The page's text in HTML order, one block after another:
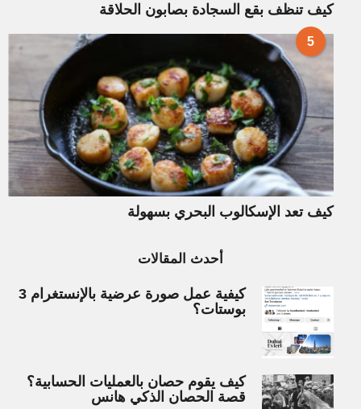
كيف تنظف بقع السجادة بصابون الحلاقة
5
كيف تعد الإسكالوب البحري بسهولة
أحدث المقالات
كيفية عمل صورة عرضية بالإنستغرام 3
بوستات؟
كيف يقوم حصان بالعمليات الحسابية؟
قصة الحصان الذكي هانس